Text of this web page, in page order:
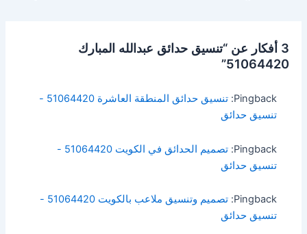
3 أفكار عن “تنسيق حدائق عبدالله المبارك
51064420”
Pingback:
تنسيق حدائق المنطقة العاشرة 51064420 -
تنسيق حدائق
Pingback:
تصميم الحدائق في الكويت 51064420 -
تنسيق حدائق
Pingback:
تصميم وتنسيق ملاعب بالكويت 51064420 -
تنسيق حدائق